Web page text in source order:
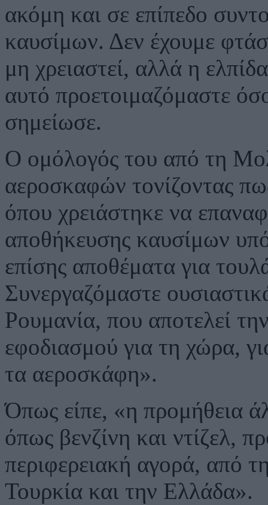
ακόμη και σε επίπεδο
καυσίμων. Δεν έχουμε
μη χρειαστεί, αλλά η
αυτό προετοιμαζόμαστε
σημείωσε.
Ο ομόλογός του από τη
αεροσκαφών τονίζοντας
όπου χρειάστηκε να
αποθήκευσης καυσίμων
επίσης αποθέματα για
Συνεργαζόμαστε
Ρουμανία, που αποτελεί
εφοδιασμού για τη χώρα,
τα αεροσκάφη».
Όπως είπε, «η προμήθεια
όπως βενζίνη και ντίζελ,
περιφερειακή αγορά, από
Τουρκία και την Ελλάδα».